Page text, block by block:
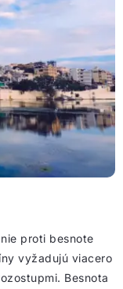
proti besnote
vyžadujú viacero
Besnota